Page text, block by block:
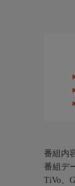
番組内
番組デ
TiVo、